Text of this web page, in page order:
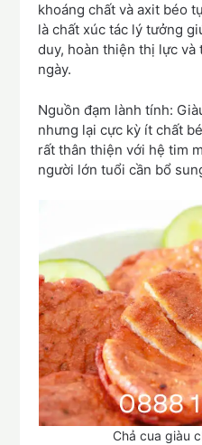
khoáng chất và axit béo
là chất xúc tác lý tưởng
duy, hoàn thiện thị lực
ngày.
Nguồn đạm lành tính:
nhưng lại cực kỳ ít chất
rất thân thiện với hệ tim
người lớn tuổi cần bổ
Chả cua giàu